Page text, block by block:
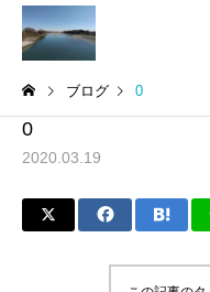
ブログ 0
0
2020.03.19